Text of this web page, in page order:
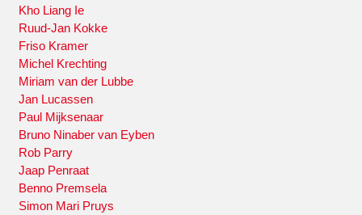
Kho Liang Ie
Ruud-Jan Kokke
Friso Kramer
Michel Krechting
Miriam van der Lubbe
Jan Lucassen
Paul Mijksenaar
Bruno Ninaber van Eyben
Rob Parry
Jaap Penraat
Benno Premsela
Simon Mari Pruys